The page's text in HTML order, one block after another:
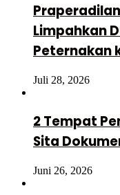
Limpahkan
Peternakan
Juli 28, 2026
2 Tempat
Sita
Juni 26, 2026